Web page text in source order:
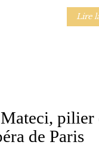
Lire
pilier
de Paris